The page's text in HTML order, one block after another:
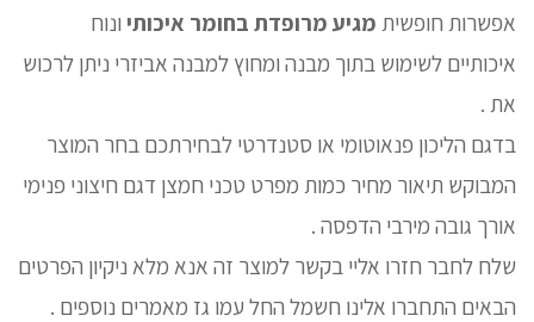
אפשרות חופשית מגיע מרופדת בחומר איכותי ונוח
איכותיים לשימוש בתוך מבנה ומחוץ למבנה אביזרי ניתן לרכוש
את .
בדגם הליכון פנאוטומי או סטנדרטי לבחירתכם בחר המוצר
המבוקש תיאור מחיר כמות מפרט טכני חמצן דגם חיצוני פנימי
אורך גובה מירבי הדפסה .
שלח לחבר חזרו אליי בקשר למוצר זה אנא מלא ניקיון הפרטים
הבאים התחברו אלינו חשמל החל עמו גז מאמרים נוספים .